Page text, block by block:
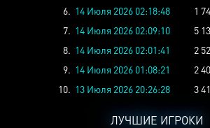
6. 14 Июля 2026 02:18:48
1
7. 14 Июля 2026 02:09:10
5
8. 14 Июля 2026 02:01:41
2
9. 14 Июля 2026 01:08:21
2
10. 13 Июля 2026 20:26:28 3
ЛУЧШИЕ ИГРОКИ